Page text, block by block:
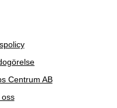
Centrum AB